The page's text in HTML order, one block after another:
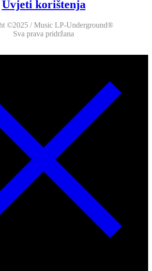
Uvjeti korištenja
©2025 / Music LP-Underground®
Sva prava pridržana